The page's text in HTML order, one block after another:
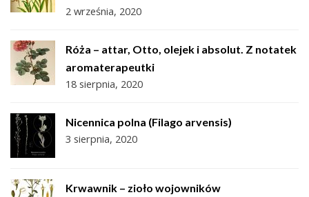
2 września, 2020
Róża – attar, Otto, olejek i absolut. Z notatek
aromaterapeutki
18 sierpnia, 2020
Nicennica polna (Filago arvensis)
3 sierpnia, 2020
Krwawnik – zioło wojowników